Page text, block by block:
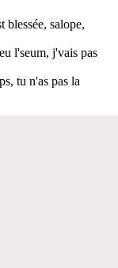
blessée, salope,
l'seum, j'vais pas
tu n'as pas la